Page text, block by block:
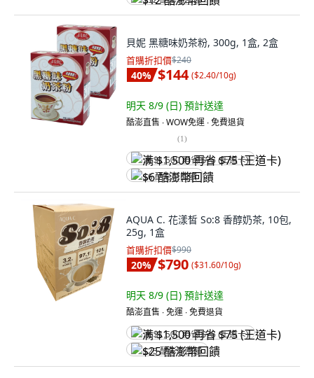
貝妮 黑糖味奶茶粉, 300g, 1盒, 2盒
首購折扣價$240
40% $144 ($2.40/10g)
明天 8/9 (日) 預計送達
酷澎直售 ∙ WOW免運 ∙ 免費退貨
(1)
满 $1,500 再省 $75 (王道卡)
$6 酷澎幣回饋
AQUA C. 花漾皙 So:8 香醇奶茶, 10包,
25g, 1盒
首購折扣價$990
20% $790 ($31.60/10g)
明天 8/9 (日) 預計送達
酷澎直售 ∙ 免運 ∙ 免費退貨
满 $1,500 再省 $75 (王道卡)
$25 酷澎幣回饋